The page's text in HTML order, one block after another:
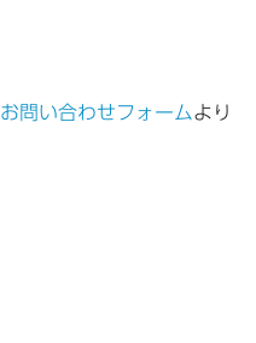
お問い合わせフォームより